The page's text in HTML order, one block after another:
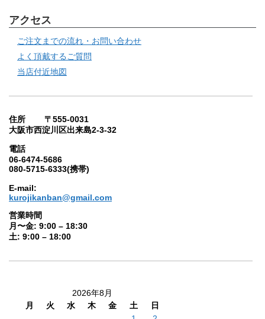
アクセス
ご注文までの流れ・お問い合わせ
よく頂戴するご質問
当店付近地図
住所 〒555-0031
大阪市西淀川区出来島2-3-32
電話
06-6474-5686
080-5715-6333(携帯)
E-mail:
kurojikanban@gmail.com
営業時間
月〜金: 9:00 – 18:30
土: 9:00 – 18:00
2026年8月
月
火 水 木 金 土
日